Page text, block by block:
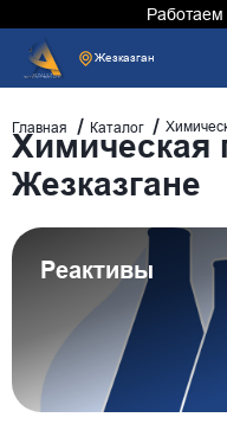
Жезказган
Главная Каталог
Химическая
Жезказгане
Реактивы